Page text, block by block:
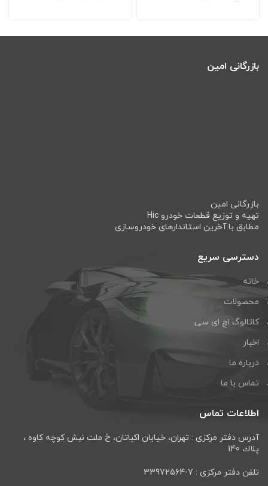
بازرگانی امین
بازرگانی امین
تهیه و توزیع قطعات خودرو Hic
مطابق با آخرین استاندارهای خودروسازی
دسترسی سریع
خانه
محصولات
کاتالوگ اچ ای سی
اخبار
درباره ما
تماس با ما
اطلاعات تماس
آدرس دفتر مرکزی : تهران، خيابان اكباتان، خ ملت نبش كوچه كاوه ،
پلاك 140
تلفن دفتر مرکزی : 7-33972564